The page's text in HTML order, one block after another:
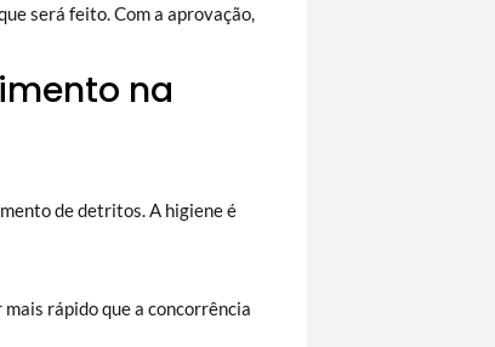
será feito. Com a aprovação,
na
de detritos. A higiene é
rápido que a concorrência